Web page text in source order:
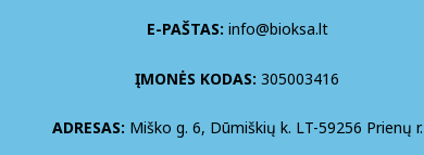
E-PAŠTAS: info@bioksa.lt
ĮMONĖS KODAS: 305003416
ADRESAS: Miško g. 6, Dūmiškių k. LT-59256 Prienų r.